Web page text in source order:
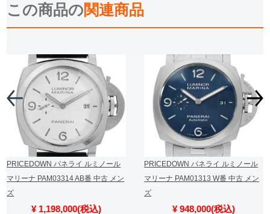
この商品の関連商品
PRICEDOWN パネライ ルミノール
マリーナ PAM03314 AB番 中古 メン
ズ
¥ 1,198,000(税込)
PRICEDOWN パネライ ルミノール
マリーナ PAM01313 W番 中古 メン
ズ
¥ 948,000(税込)